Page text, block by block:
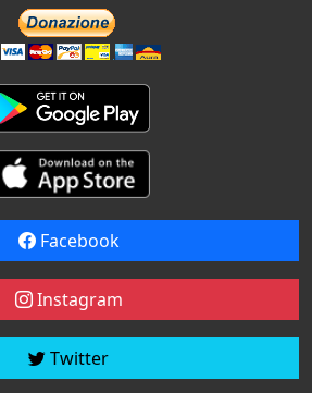
Facebook
Instagram
Twitter